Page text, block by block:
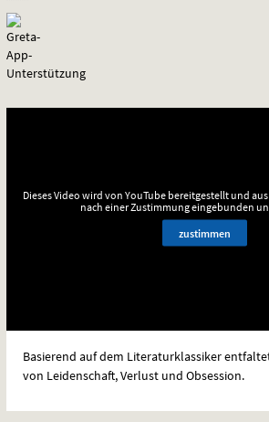
Dieses Video wird von YouTube bereitgestellt und
nach einer Zustimmung eingebunden
zustimmen
Basierend auf dem Literaturklassiker
von Leidenschaft, Verlust und Obsession.